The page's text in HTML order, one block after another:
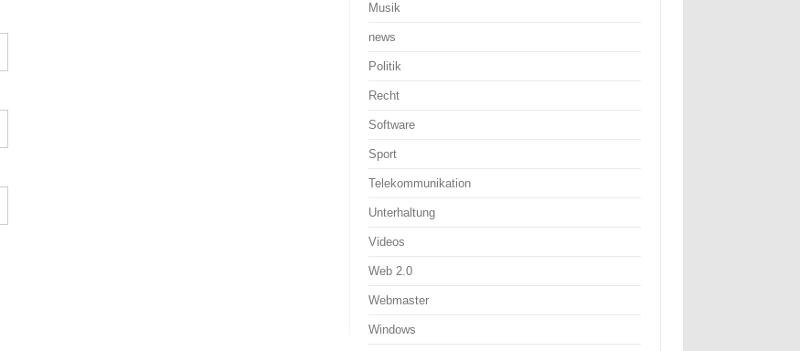
Musik
news
Politik
Recht
Software
Sport
Telekommunikation
Unterhaltung
Videos
Web 2.0
Webmaster
Windows